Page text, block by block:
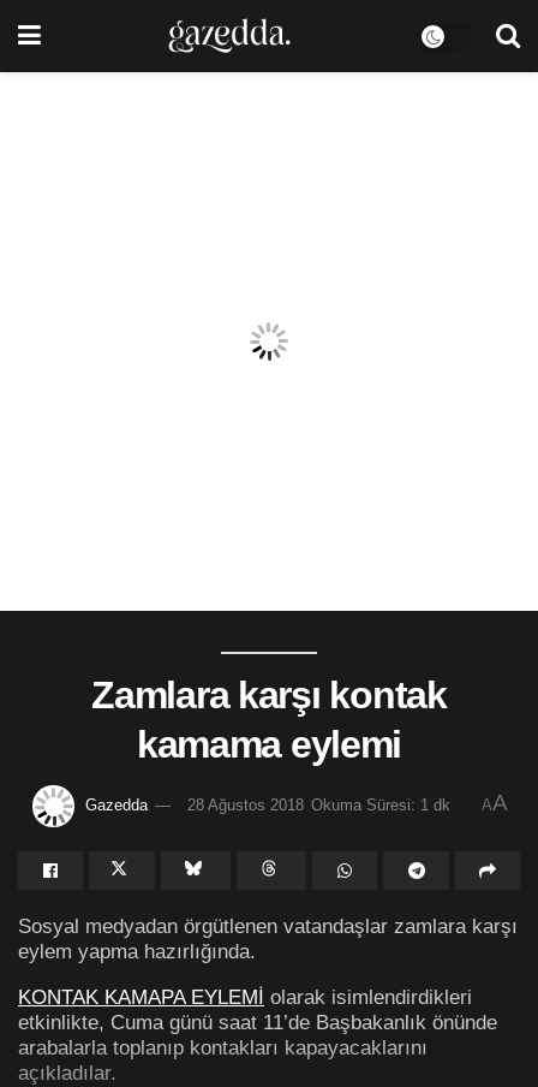
Zamlara karşı kontak
kamama eylemi
Gazedda 28 Ağustos 2018 Okuma Süresi: 1 dk AA
Sosyal medyadan örgütlenen vatandaşlar zamlara karşı
eylem yapma hazırlığında.
KONTAK KAMAPA EYLEMİ olarak isimlendirdikleri
etkinlikte, Cuma günü saat 11’de Başbakanlık önünde
arabalarla toplanıp kontakları kapayacaklarını
açıkladılar.